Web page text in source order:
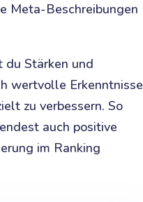
Meta-Beschreibungen
du Stärken und
wertvolle Erkenntnisse
zu verbessern. So
auch positive
im Ranking